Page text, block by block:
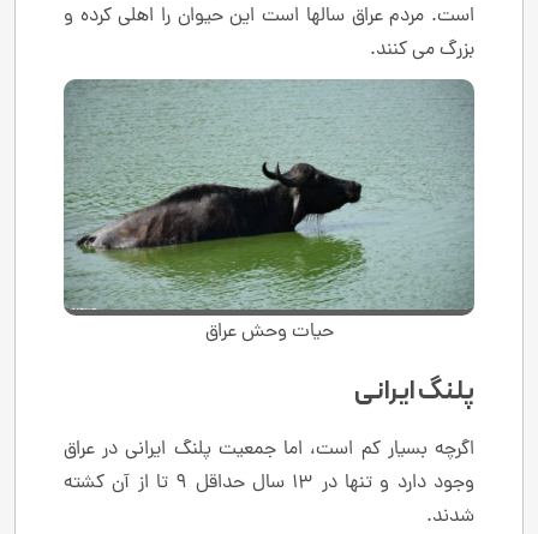
است. مردم عراق سالها است این حیوان را اهلی کرده و
بزرگ می کنند.
حیات وحش عراق
پلنگ ایرانی
اگرچه بسیار کم است، اما جمعیت پلنگ ایرانی در عراق
وجود دارد و تنها در 13 سال حداقل 9 تا از آن کشته
شدند.